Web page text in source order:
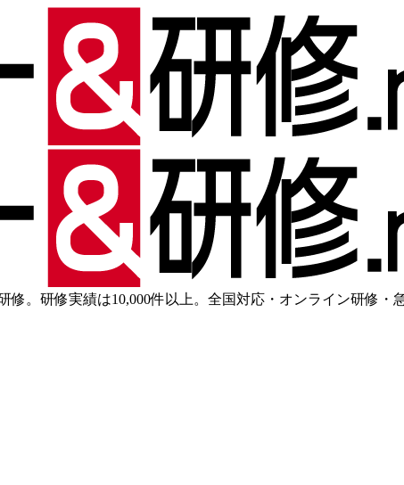
。研修実績は10,000件以上。全国対応・オンライン研修・